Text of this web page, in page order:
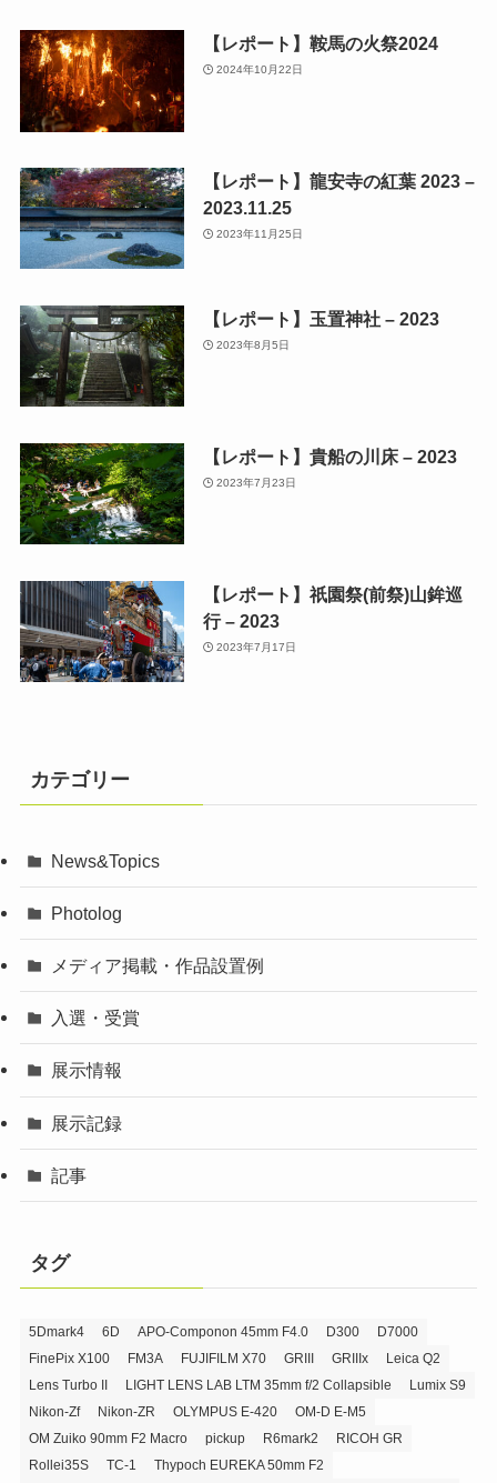
【レポート】鞍馬の火祭2024
2024年10月22日
【レポート】龍安寺の紅葉 2023 –
2023.11.25
2023年11月25日
【レポート】玉置神社 – 2023
2023年8月5日
【レポート】貴船の川床 – 2023
2023年7月23日
【レポート】祇園祭(前祭)山鉾巡
行 – 2023
2023年7月17日
カテゴリー
News&Topics
Photolog
メディア掲載・作品設置例
入選・受賞
展示情報
展示記録
記事
タグ
5Dmark4 6D APO-Componon 45mm F4.0 D300
D7000
FinePix X100
FM3A FUJIFILM X70 GRIII GRIIIx
Leica Q2
Lens Turbo II
LIGHT LENS LAB LTM 35mm f/2 Collapsible
Lumix S9
Nikon-Zf
Nikon-ZR OLYMPUS E-420
OM-D E-M5
OM Zuiko 90mm F2 Macro
pickup R6mark2
RICOH GR
Rollei35S
TC-1 Thypoch EUREKA 50mm F2